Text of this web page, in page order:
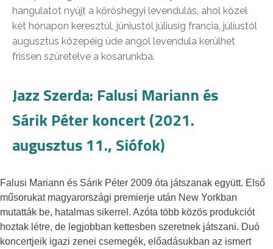
hangulatot nyújt a kőröshegyi levendulás, ahol közel
két hónapon keresztül, júniustól júliusig francia, júliustól
augusztus közepéig üde angol levendula kerülhet
frissen szüretelve a kosarunkba.
Jazz Szerda: Falusi Mariann és
Sárik Péter koncert (2021.
augusztus 11., Siófok)
Falusi Mariann és Sárik Péter 2009 óta játszanak együtt. Első
műsorukat magyarországi premierje után New Yorkban
mutatták be, hatalmas sikerrel. Azóta több közös produkciót
hoztak létre, de legjobban kettesben szeretnek játszani. Duó
koncertjeik igazi zenei csemegék, előadásukban az ismert